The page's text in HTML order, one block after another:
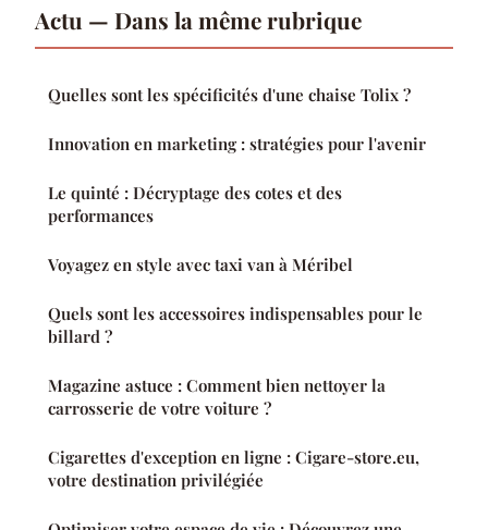
Actu — Dans la même rubrique
Quelles sont les spécificités d'une chaise Tolix ?
Innovation en marketing : stratégies pour l'avenir
Le quinté : Décryptage des cotes et des
performances
Voyagez en style avec taxi van à Méribel
Quels sont les accessoires indispensables pour le
billard ?
Magazine astuce : Comment bien nettoyer la
carrosserie de votre voiture ?
Cigarettes d'exception en ligne : Cigare-store.eu,
votre destination privilégiée